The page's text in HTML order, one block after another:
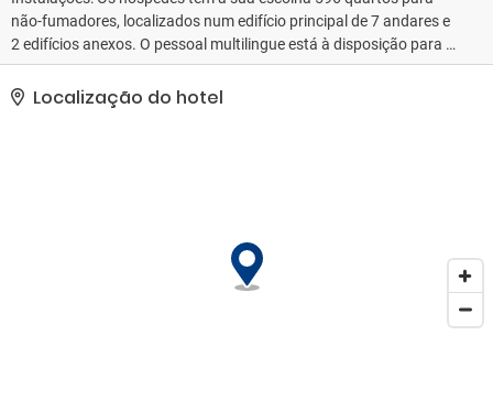
não-fumadores, localizados num edifício principal de 7 andares e
2 edifícios anexos. O pessoal multilingue está à disposição para o
serviço de check-in e check-out na receção. Os hóspedes do hotel
são recebidos com uma bebida de boas-vindas. Objetos de valor
podem ser guardados em segurança no cofre. O acesso a wi-fi
instalações do alojamento contam com um bonito jardim e um
parque infantil. As instalações do estabelecimento incluem ainda
uma sala de televisão e uma sala de brinquedos. Os hóspedes que
Localização do hotel